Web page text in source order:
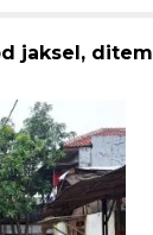
jaksel,